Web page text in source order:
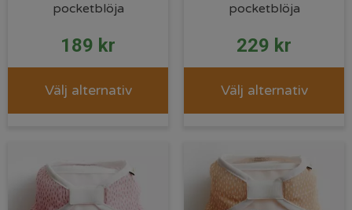
pocketblöja
189 kr
Välj alternativ
pocketblöja
229 kr
Välj alternativ